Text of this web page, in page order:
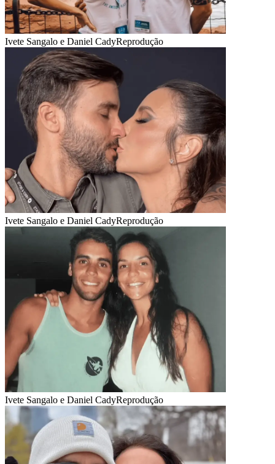
Ivete Sangalo e Daniel CadyReprodução
Ivete Sangalo e Daniel CadyReprodução
Ivete Sangalo e Daniel CadyReprodução